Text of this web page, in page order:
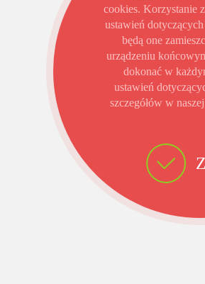
cookies. Korzystanie
ustawień
będą one
urządzeniu
dokonać w
ustawień
szczegółów w